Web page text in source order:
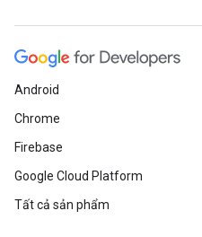
Android
Chrome
Firebase
Google Cloud Platform
Tất cả sản phẩm